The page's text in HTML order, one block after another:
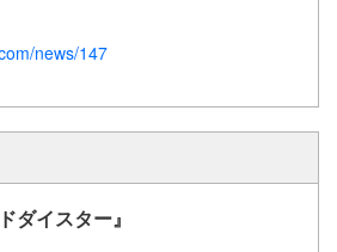
news/147
ダイスター』